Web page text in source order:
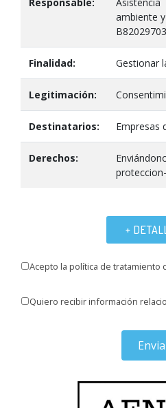
ambiente y
Finalidad: Gestionar
Legitimación:
Destinatarios: Empresas
Derechos:
+
Acepto la política de tratamiento
Quiero recibir información